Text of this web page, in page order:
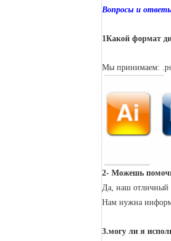
Вопросы и
1Какой формат
Мы принимаем:
2- Можешь
Да, наш отличный
Нам нужна
3.могу ли я